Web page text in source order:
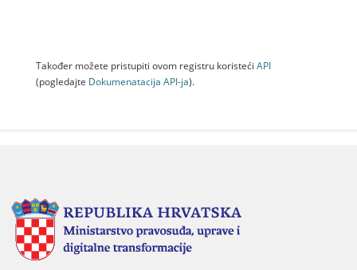
Također možete pristupiti ovom registru koristeći API
(pogledajte Dokumenаtаcijа API-jа).